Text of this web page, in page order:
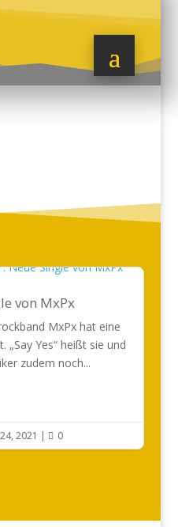
von MxPx
MxPx hat eine
„Say Yes“ heißt sie und
zudem noch...
2021 |  0